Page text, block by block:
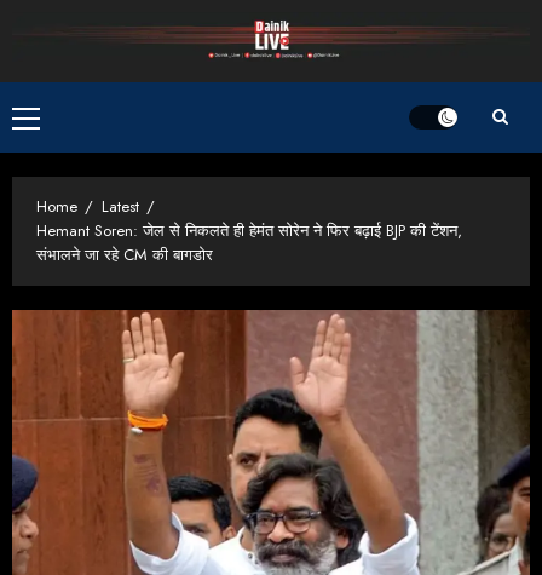
Primary
Menu
Home
Latest
Hemant Soren: जेल से निकलते ही हेमंत सोरेन ने फिर बढ़ाई BJP की टेंशन,
संभालने जा रहे CM की बागडोर